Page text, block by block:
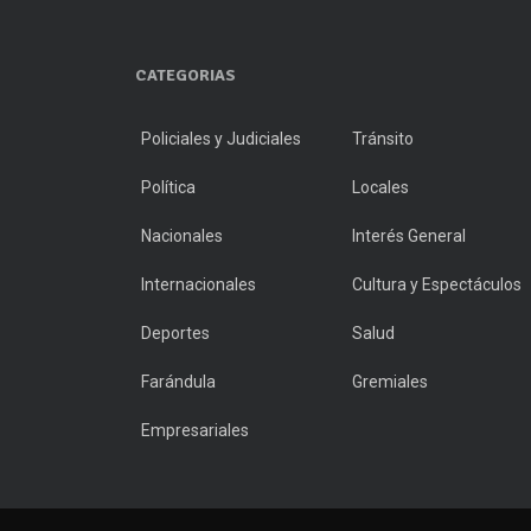
CATEGORIAS
Policiales y Judiciales Tránsito
Política Locales
Nacionales Interés General
Internacionales Cultura y Espectáculos
Deportes Salud
Farándula Gremiales
Empresariales